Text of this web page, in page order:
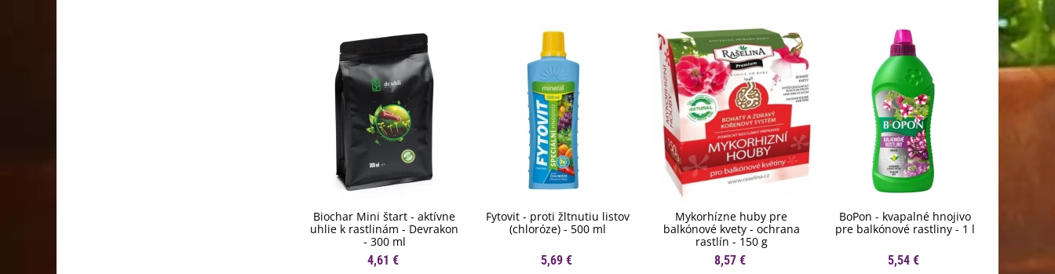
Biochar Mini štart - aktívne
uhlie k rastlinám - Devrakon
- 300 ml
4,61 €
Fytovit - proti žltnutiu listov
(chloróze) - 500 ml
5,69 €
Mykorhízne huby pre
balkónové kvety - ochrana
rastlín - 150 g
8,57 €
BoPon - kvapalné hnojivo
pre balkónové rastliny - 1 l
5,54 €